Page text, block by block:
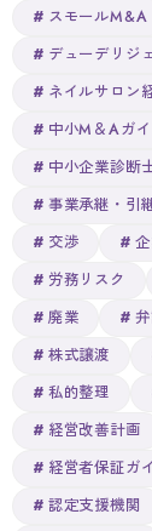
スモールM&A
デューデリジ
ネイルサロン
中小M＆Aガ
中小企業診断
事業承継・引
交渉
労務リスク
廃業
株式譲渡
私的整理
経営改善計画
経営者保証ガ
認定支援機関